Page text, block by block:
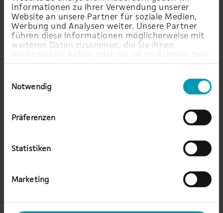
Informationen zu Ihrer Verwendung unserer
Website an unsere Partner für soziale Medien,
Werbung und Analysen weiter. Unsere Partner
führen diese Informationen möglicherweise mit
weiteren Daten zusammen, die Sie ihnen
bereitgestellt haben oder die sie im Rahmen Ihrer
Notwendig
Präferenzen
Statistiken
Marketing
werden und AI‑Cluster zuverlässig
zusammenarbeiten.
Mehr über diese Partnerschaft